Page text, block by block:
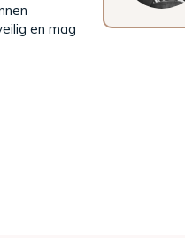
en mag